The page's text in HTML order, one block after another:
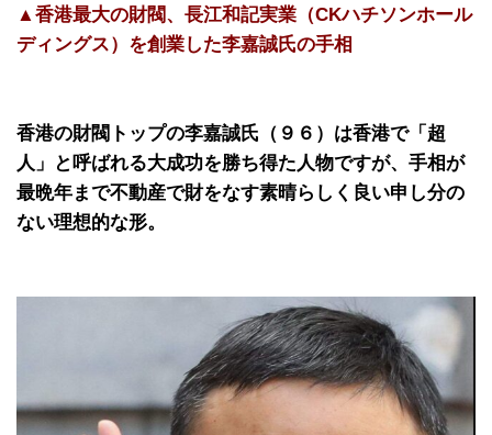
▲香港最大の財閥、長江和記実業（CKハチソンホール
ディングス）を創業した李嘉誠氏の手相
香港の財閥トップの李嘉誠氏（９６）は香港で「超
人」と呼ばれる大成功を勝ち得た人物ですが、手相が
最晩年まで不動産で財をなす素晴らしく良い申し分の
ない理想的な形。